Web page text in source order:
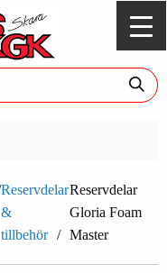
Reservdelar
&
tillbehör
Reservdelar
Gloria Foam
Master